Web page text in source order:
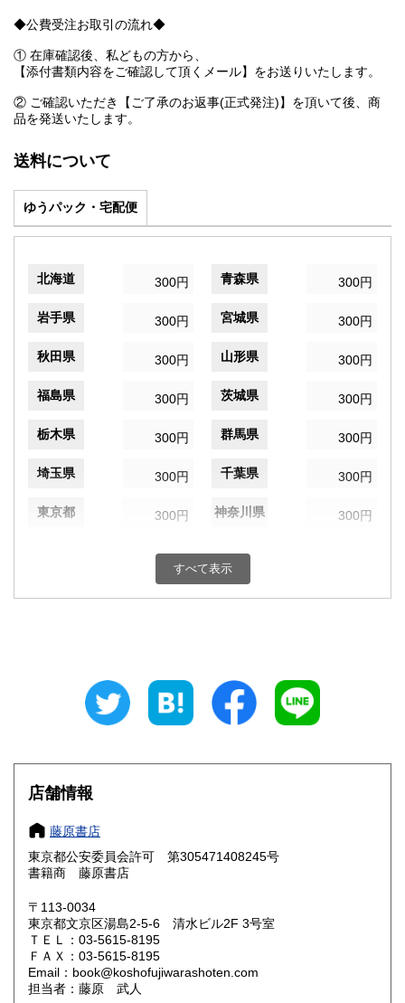
◆公費受注お取引の流れ◆
① 在庫確認後、私どもの方から、
【添付書類内容をご確認して頂くメール】をお送りいたします。
② ご確認いただき【ご了承のお返事(正式発注)】を頂いて後、商
品を発送いたします。
送料について
ゆうパック・宅配便
北海道 300円 青森県 300円
岩手県 300円 宮城県 300円
秋田県 300円 山形県 300円
福島県 300円 茨城県 300円
栃木県 300円 群馬県 300円
埼玉県 300円 千葉県 300円
東京都 300円 神奈川県 300円
300円 富山県
300円 三重県
大阪府
奈良県
鳥取県 300円 島根県
岡山県
山口県 300円
香川県 300円 愛媛県
すべて表示
店舗情報
藤原書店
東京都公安委員会許可 第305471408245号
書籍商 藤原書店
〒113-0034
東京都文京区湯島2-5-6 清水ビル2F 3号室
ＴＥＬ：03-5615-8195
ＦＡＸ：03-5615-8195
Email：book@koshofujiwarashoten.com
担当者：藤原 武人